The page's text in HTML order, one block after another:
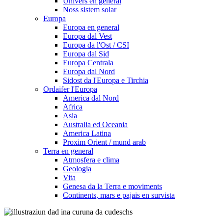
Noss sistem solar
Europa
Europa en general
Europa dal Vest
Europa da l'Ost / CSI
Europa dal Sid
Europa Centrala
Europa dal Nord
Sidost da l'Europa e Tirchia
Ordaifer l'Europa
America dal Nord
Africa
Asia
Australia ed Oceania
America Latina
Proxim Orient / mund arab
Terra en general
Atmosfera e clima
Geologia
Vita
Genesa da la Terra e moviments
Continents, mars e pajais en survista